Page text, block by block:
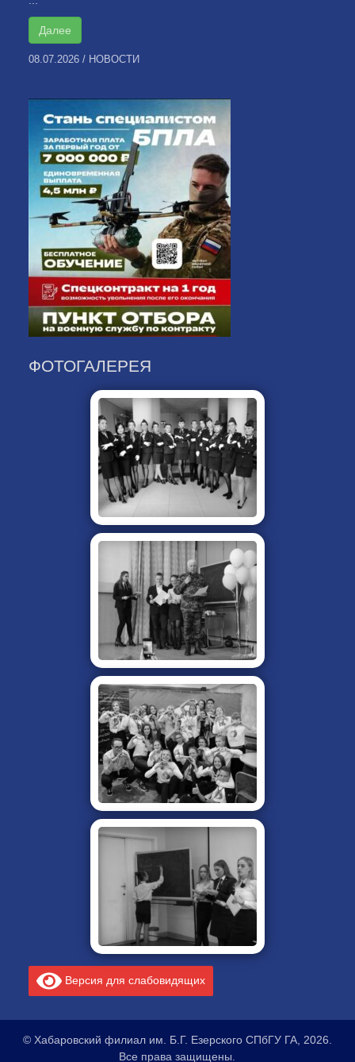
Далее
08.07.2026 / НОВОСТИ
ФОТОГАЛЕРЕЯ
Версия для слабовидящих
© Хабаровский филиал им. Б.Г. Езерского СПбГУ ГА, 2026.
Все права защищены.